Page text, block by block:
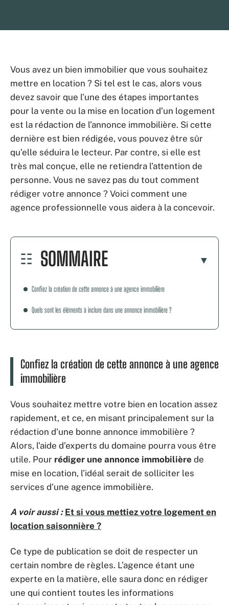
Vous avez un bien immobilier que vous souhaitez
mettre en location ? Si tel est le cas, alors vous
devez savoir que l’une des étapes importantes
pour la vente ou la mise en location d’un logement
est la rédaction de l’annonce immobilière. Si cette
dernière est bien rédigée, vous pouvez être sûr
qu’elle séduira le lecteur. Par contre, si elle est
très mal conçue, elle ne retiendra l’attention de
personne. Vous ne savez pas du tout comment
rédiger votre annonce ? Voici comment une
agence professionnelle vous aidera à la concevoir.
SOMMAIRE
Confiez la création de cette annonce à une agence immobilière
Quels sont les éléments à inclure dans une annonce immobilière ?
Confiez la création de cette annonce à une agence
immobilière
Vous souhaitez mettre votre bien en location assez
rapidement, et ce, en misant principalement sur la
rédaction d’une bonne annonce immobilière ?
Alors, l’aide d’experts du domaine pourra vous être
utile. Pour rédiger une annonce immobilière de
mise en location, l’idéal serait de solliciter les
services d’une agence immobilière.
A voir aussi : Et si vous mettiez votre logement en
location saisonnière ?
Ce type de publication se doit de respecter un
certain nombre de règles. L’agence étant une
experte en la matière, elle saura donc en rédiger
une qui contient toutes les informations